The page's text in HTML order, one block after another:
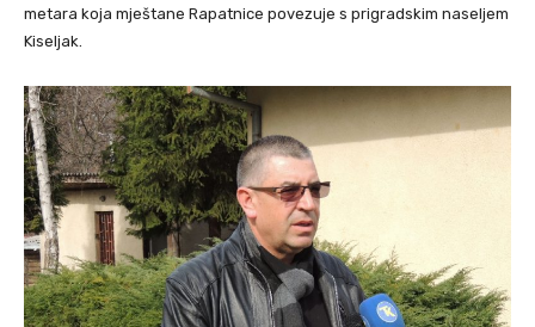
metara koja mještane Rapatnice povezuje s prigradskim naseljem
Kiseljak.